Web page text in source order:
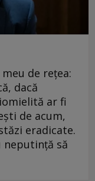
de rețea:
dacă
ar fi
de acum,
eradicate.
neputință să